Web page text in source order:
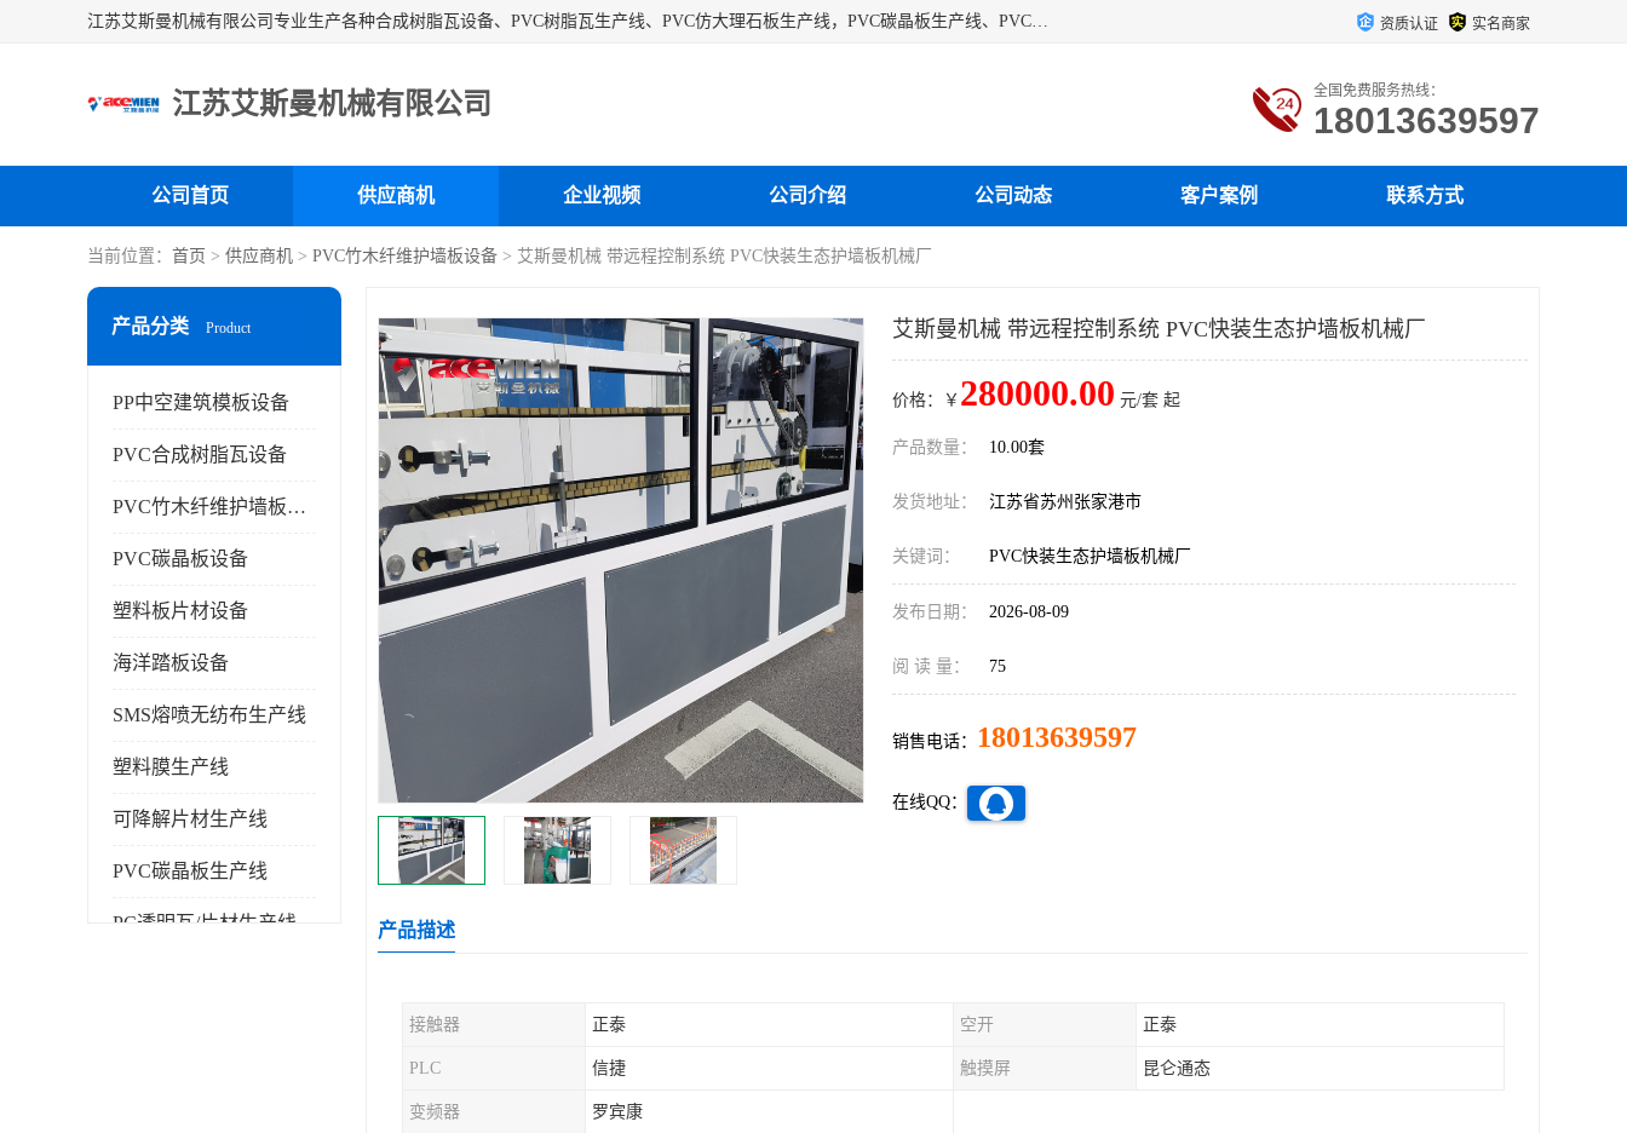
江苏艾斯曼机械有限公司专业生产各种合成树脂瓦设备、PVC树脂瓦生产线、PVC仿大理石板生产线，PVC碳晶板生产线、PVC护墙板生产线，PVC格栅板生产线、PVC扣板生产线、塑料建筑模板生产线。操作方便，性能稳定，价格合理，质量保障。 资质认证 实名商家
江苏艾斯曼机械有限公司 全国免费服务热线：
18013639597
公司首页 供应商机 企业视频 公司介绍 公司动态 客户案例 联系方式
当前位置： 首页 > 供应商机 > PVC竹木纤维护墙板设备 > 艾斯曼机械 带远程控制系统 PVC快装生态护墙板机械厂
产品分类 Product
PP中空建筑模板设备
PVC合成树脂瓦设备
PVC竹木纤维护墙板设备
PVC碳晶板设备
塑料板片材设备
海洋踏板设备
SMS熔喷无纺布生产线
塑料膜生产线
可降解片材生产线
PVC碳晶板生产线
PC透明瓦/片材生产线
艾斯曼机械 带远程控制系统 PVC快装生态护墙板机械厂
价格：￥ 280000.00 元/套 起
产品数量： 10.00套
发货地址： 江苏省苏州张家港市
关键词： PVC快装生态护墙板机械厂
发布日期： 2026-08-09
阅 读 量： 75
销售电话： 18013639597
在线QQ：
产品描述
接触器 正泰 空开 正泰
PLC 信捷 触摸屏 昆仑通态
变频器 罗宾康